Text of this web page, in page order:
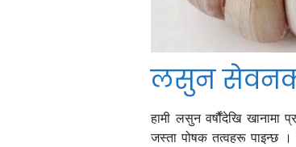
लसुन
हामी लसुन वर्षौंदेखि खानामा
जस्ता पोषक तत्वहरू पाइन्छ